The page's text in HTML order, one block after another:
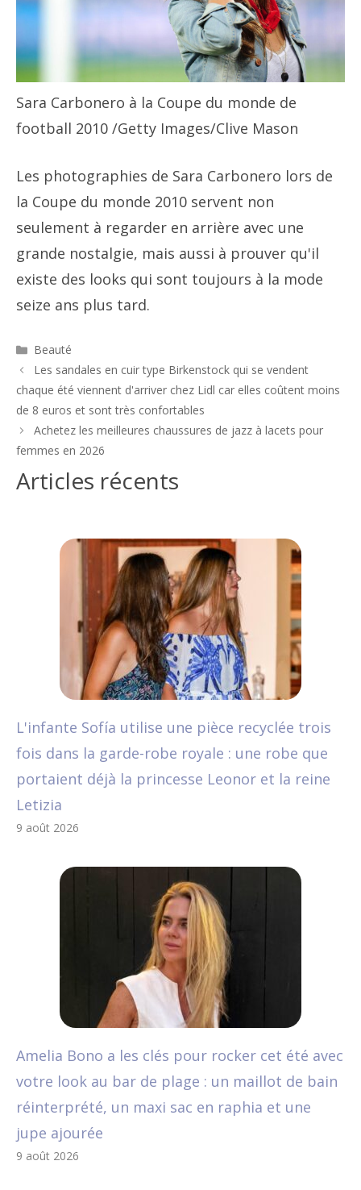
Sara Carbonero à la Coupe du monde de
football 2010 /Getty Images/Clive Mason
Les photographies de Sara Carbonero lors de
la Coupe du monde 2010 servent non
seulement à regarder en arrière avec une
grande nostalgie, mais aussi à prouver qu'il
existe des looks qui sont toujours à la mode
seize ans plus tard.
Catégories
Beauté
Navigation
des
articles
Les sandales en cuir type Birkenstock qui se vendent
chaque été viennent d'arriver chez Lidl car elles coûtent moins
de 8 euros et sont très confortables
Achetez les meilleures chaussures de jazz à lacets pour
femmes en 2026
Articles récents
L'infante Sofía utilise une pièce recyclée trois
fois dans la garde-robe royale : une robe que
portaient déjà la princesse Leonor et la reine
Letizia
9 août 2026
Amelia Bono a les clés pour rocker cet été avec
votre look au bar de plage : un maillot de bain
réinterprété, un maxi sac en raphia et une
jupe ajourée
9 août 2026